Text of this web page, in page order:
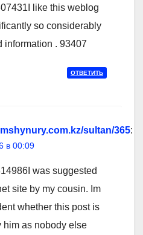
like this weblog
so considerably
information . 93407
ОТВЕТИТЬ
sultan/365:
в 00:09
was suggested
site by my cousin. Im
whether this post is
him as nobody else